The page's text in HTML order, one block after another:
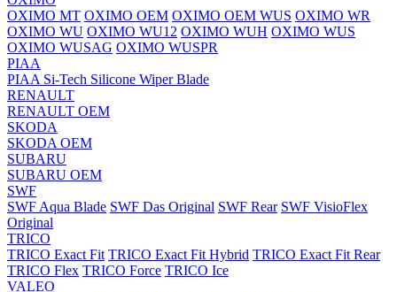
OXIMO MT OXIMO OEM OXIMO OEM WUS OXIMO WR
OXIMO WU OXIMO WU12 OXIMO WUH OXIMO WUS
OXIMO WUSAG OXIMO WUSPR
PIAA
PIAA Si-Tech Silicone Wiper Blade
RENAULT
RENAULT OEM
SKODA
SKODA OEM
SUBARU
SUBARU OEM
SWF
SWF Aqua Blade SWF Das Original SWF Rear SWF VisioFlex
Original
TRICO
TRICO Exact Fit TRICO Exact Fit Hybrid TRICO Exact Fit Rear
TRICO Flex TRICO Force TRICO Ice
VALEO